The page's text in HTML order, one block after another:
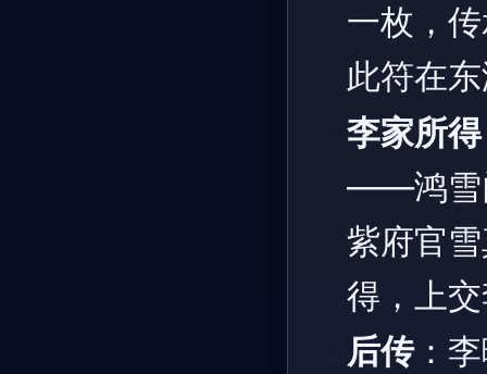
一枚，
此符在
李家所得
——鸿雪
紫府官
得，上
后传：